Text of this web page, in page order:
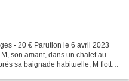
- 20 € Parution le 6 avril 2023
son amant, dans un chalet au
sa baignade habituelle, M flotte